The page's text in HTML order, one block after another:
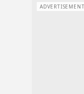
ADVERTISEMENT